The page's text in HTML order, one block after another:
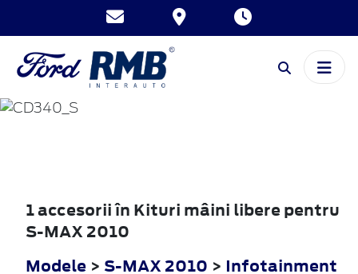
S-MAX
1 accesorii în Kituri mâini libere pentru
S-MAX 2010
Modele > S-MAX 2010 > Infotainment